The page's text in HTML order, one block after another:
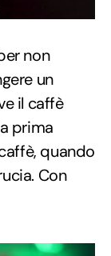
non
un
il caffè
prima
quando
Con